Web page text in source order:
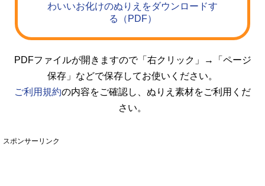
わいいお化けのぬりえをダウンロードす
る（PDF）
PDFファイルが開きますので「右クリック」→「ページ
保存」などで保存してお使いください。
ご利用規約の内容をご確認し、ぬりえ素材をご利用くだ
さい。
スポンサーリンク